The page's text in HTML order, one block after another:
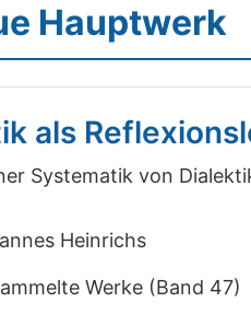
Hauptwerk
als
Systematik von
Heinrichs
Werke (Band 47)